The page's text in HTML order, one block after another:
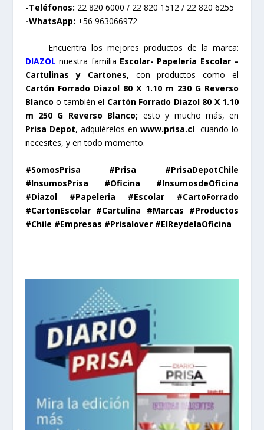
-Teléfonos: 22 820 6000 / 22 820 1512 / 22 820 6255
-WhatsApp: +56 963066972
Encuentra los mejores productos de la marca:
DIAZOL nuestra familia Escolar- Papelería Escolar –
Cartulinas y Cartones, con productos como el
Cartón Forrado Diazol 80 X 1.10 m 230 G Reverso
Blancoo también el Cartón Forrado Diazol 80 X 1.10
m 250 G Reverso Blanco; esto y mucho más, en
Prisa Depot, adquiérelos enwww.prisa.cl cuando lo
necesites, y en todo momento.
#SomosPrisa #Prisa #PrisaDepotChile
#InsumosPrisa #Oficina #InsumosdeOficina
#Diazol #Papeleria #Escolar #CartoForrado
#CartonEscolar #Cartulina #Marcas #Productos
#Chile #Empresas #Prisalover #ElReydelaOficina